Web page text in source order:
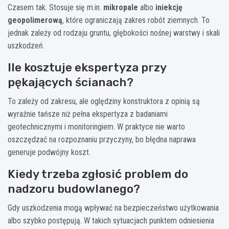
Czasem tak. Stosuje się m.in. mikropale albo iniekcję
geopolimerową, które ograniczają zakres robót ziemnych. To
jednak zależy od rodzaju gruntu, głębokości nośnej warstwy i skali
uszkodzeń.
Ile kosztuje ekspertyza przy
pękających ścianach?
To zależy od zakresu, ale oględziny konstruktora z opinią są
wyraźnie tańsze niż pełna ekspertyza z badaniami
geotechnicznymi i monitoringiem. W praktyce nie warto
oszczędzać na rozpoznaniu przyczyny, bo błędna naprawa
generuje podwójny koszt.
Kiedy trzeba zgłosić problem do
nadzoru budowlanego?
Gdy uszkodzenia mogą wpływać na bezpieczeństwo użytkowania
albo szybko postępują. W takich sytuacjach punktem odniesienia